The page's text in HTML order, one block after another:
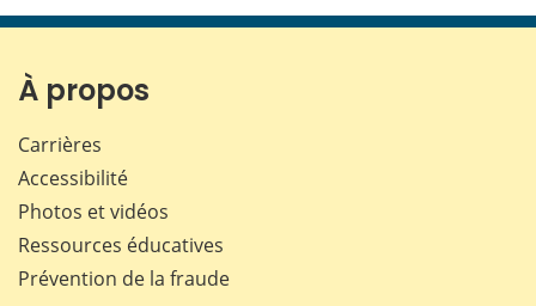
page page page page
À propos
Carrières
Accessibilité
Photos et vidéos
Ressources éducatives
Prévention de la fraude